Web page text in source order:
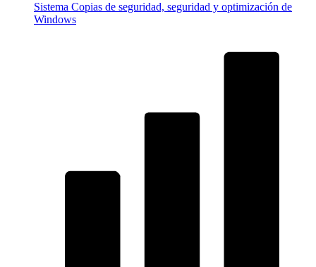
Sistema Copias de seguridad, seguridad y optimización de
Windows